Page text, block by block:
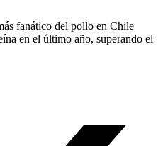
fanático del pollo en Chile
en el último año, superando el